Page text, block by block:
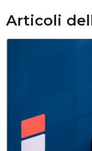
Articoli